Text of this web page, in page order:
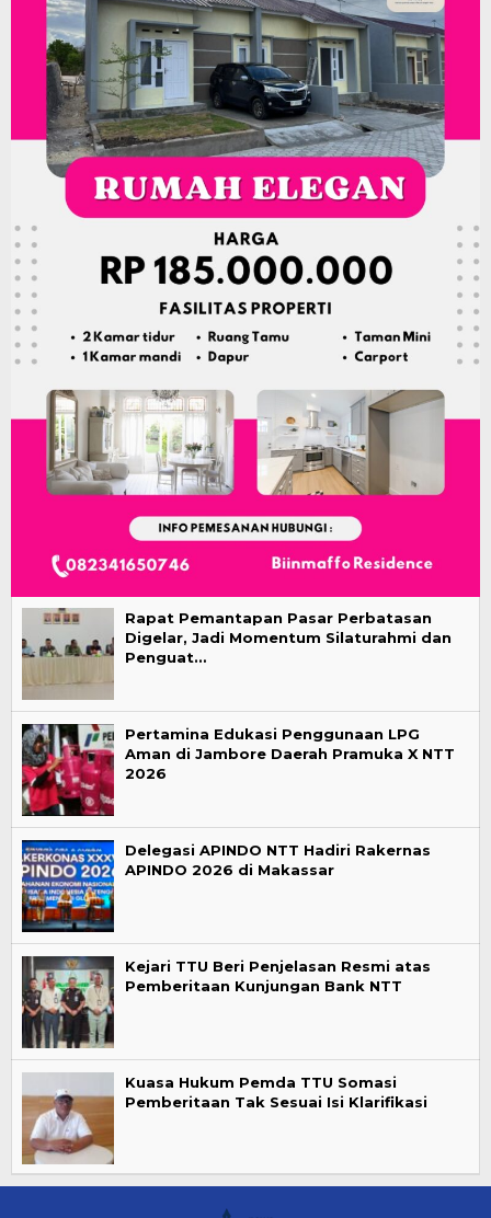
Rapat Pemantapan Pasar Perbatasan
Digelar, Jadi Momentum Silaturahmi dan
Penguat…
Pertamina Edukasi Penggunaan LPG
Aman di Jambore Daerah Pramuka X NTT
2026
Delegasi APINDO NTT Hadiri Rakernas
APINDO 2026 di Makassar
Kejari TTU Beri Penjelasan Resmi atas
Pemberitaan Kunjungan Bank NTT
Kuasa Hukum Pemda TTU Somasi
Pemberitaan Tak Sesuai Isi Klarifikasi